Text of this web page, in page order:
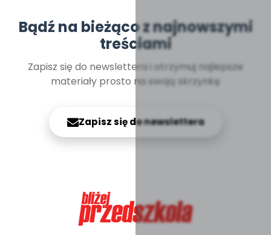
Bądź na bieżąco z najnowszymi
treściami
Zapisz się do newslettera i otrzymuj najlepsze
materiały prosto na swoją skrzynkę
Zapisz się do newslettera